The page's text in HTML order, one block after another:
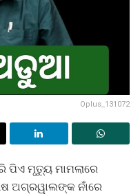
Oplus_131072
ପିଏ ମୃତ୍ୟୁ ମାମଲାରେ
ଅଗ୍ରୱାଲଙ୍କ ନାଁରେ